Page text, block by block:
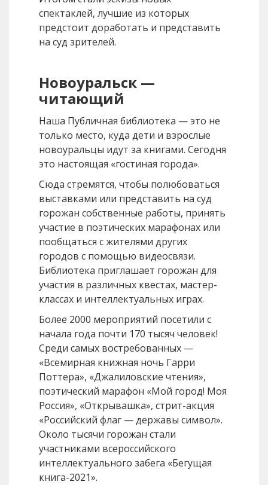
спектаклей, лучшие из которых
предстоит доработать и представить
на суд зрителей.
Новоуральск —
читающий
Наша Публичная библиотека — это не
только место, куда дети и взрослые
новоуральцы идут за книгами. Сегодня
это настоящая «гостиная города».
Сюда стремятся, чтобы полюбоваться
выставками или представить на суд
горожан собственные работы, принять
участие в поэтических марафонах или
пообщаться с жителями других
городов с помощью видеосвязи.
Библиотека приглашает горожан для
участия в различных квестах, мастер-
классах и интеллектуальных играх.
Более 2000 мероприятий посетили с
начала года почти 170 тысяч человек!
Среди самых востребованных —
«Всемирная книжная ночь Гарри
Поттера», «Джалиловские чтения»,
поэтический марафон «Мой город! Моя
Россия», «Открывашка», стрит-акция
«Российский флаг — державы символ».
Около тысячи горожан стали
участниками всероссийского
интеллектуального забега «Бегущая
книга-2021».